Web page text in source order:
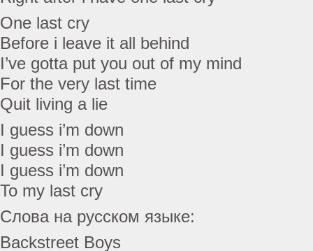
One last cry
Before i leave it all behind
I’ve gotta put you out of my mind
For the very last time
Quit living a lie
I guess i’m down
I guess i’m down
I guess i’m down
To my last cry
Слова на русском языке:
Backstreet Boys